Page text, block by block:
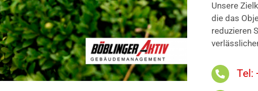
Unsere
die das
reduzieren
Tel: